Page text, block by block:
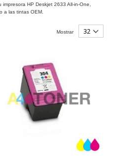
impresora HP Deskjet 2633 All-in-One,
a las tintas OEM.
Mostrar